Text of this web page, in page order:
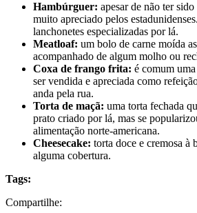
Hambúrguer: apesar de não ter
muito apreciado pelos
lanchonetes especializadas por lá.
Meatloaf: um bolo de carne moída
acompanhado de algum molho ou
Coxa de frango frita: é comum
ser vendida e apreciada como
anda pela rua.
Torta de maçã: uma torta fechada
prato criado por lá, mas se
alimentação norte-americana.
Cheesecake: torta doce e cremosa à
alguma cobertura.
Tags:
Compartilhe: